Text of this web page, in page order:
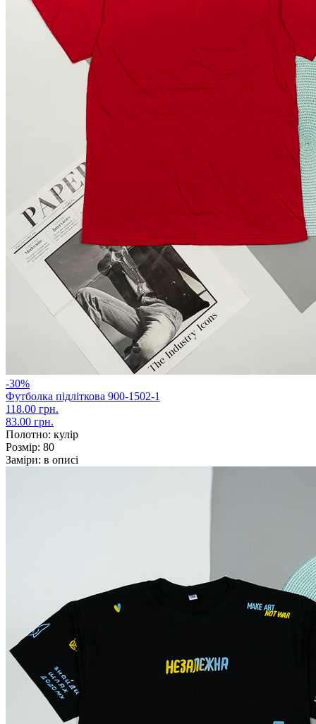
-30%
Футболка підліткова 900-1502-1
118.00 грн.
83.00 грн.
Полотно: кулір
Розмір: 80
Заміри: в описі